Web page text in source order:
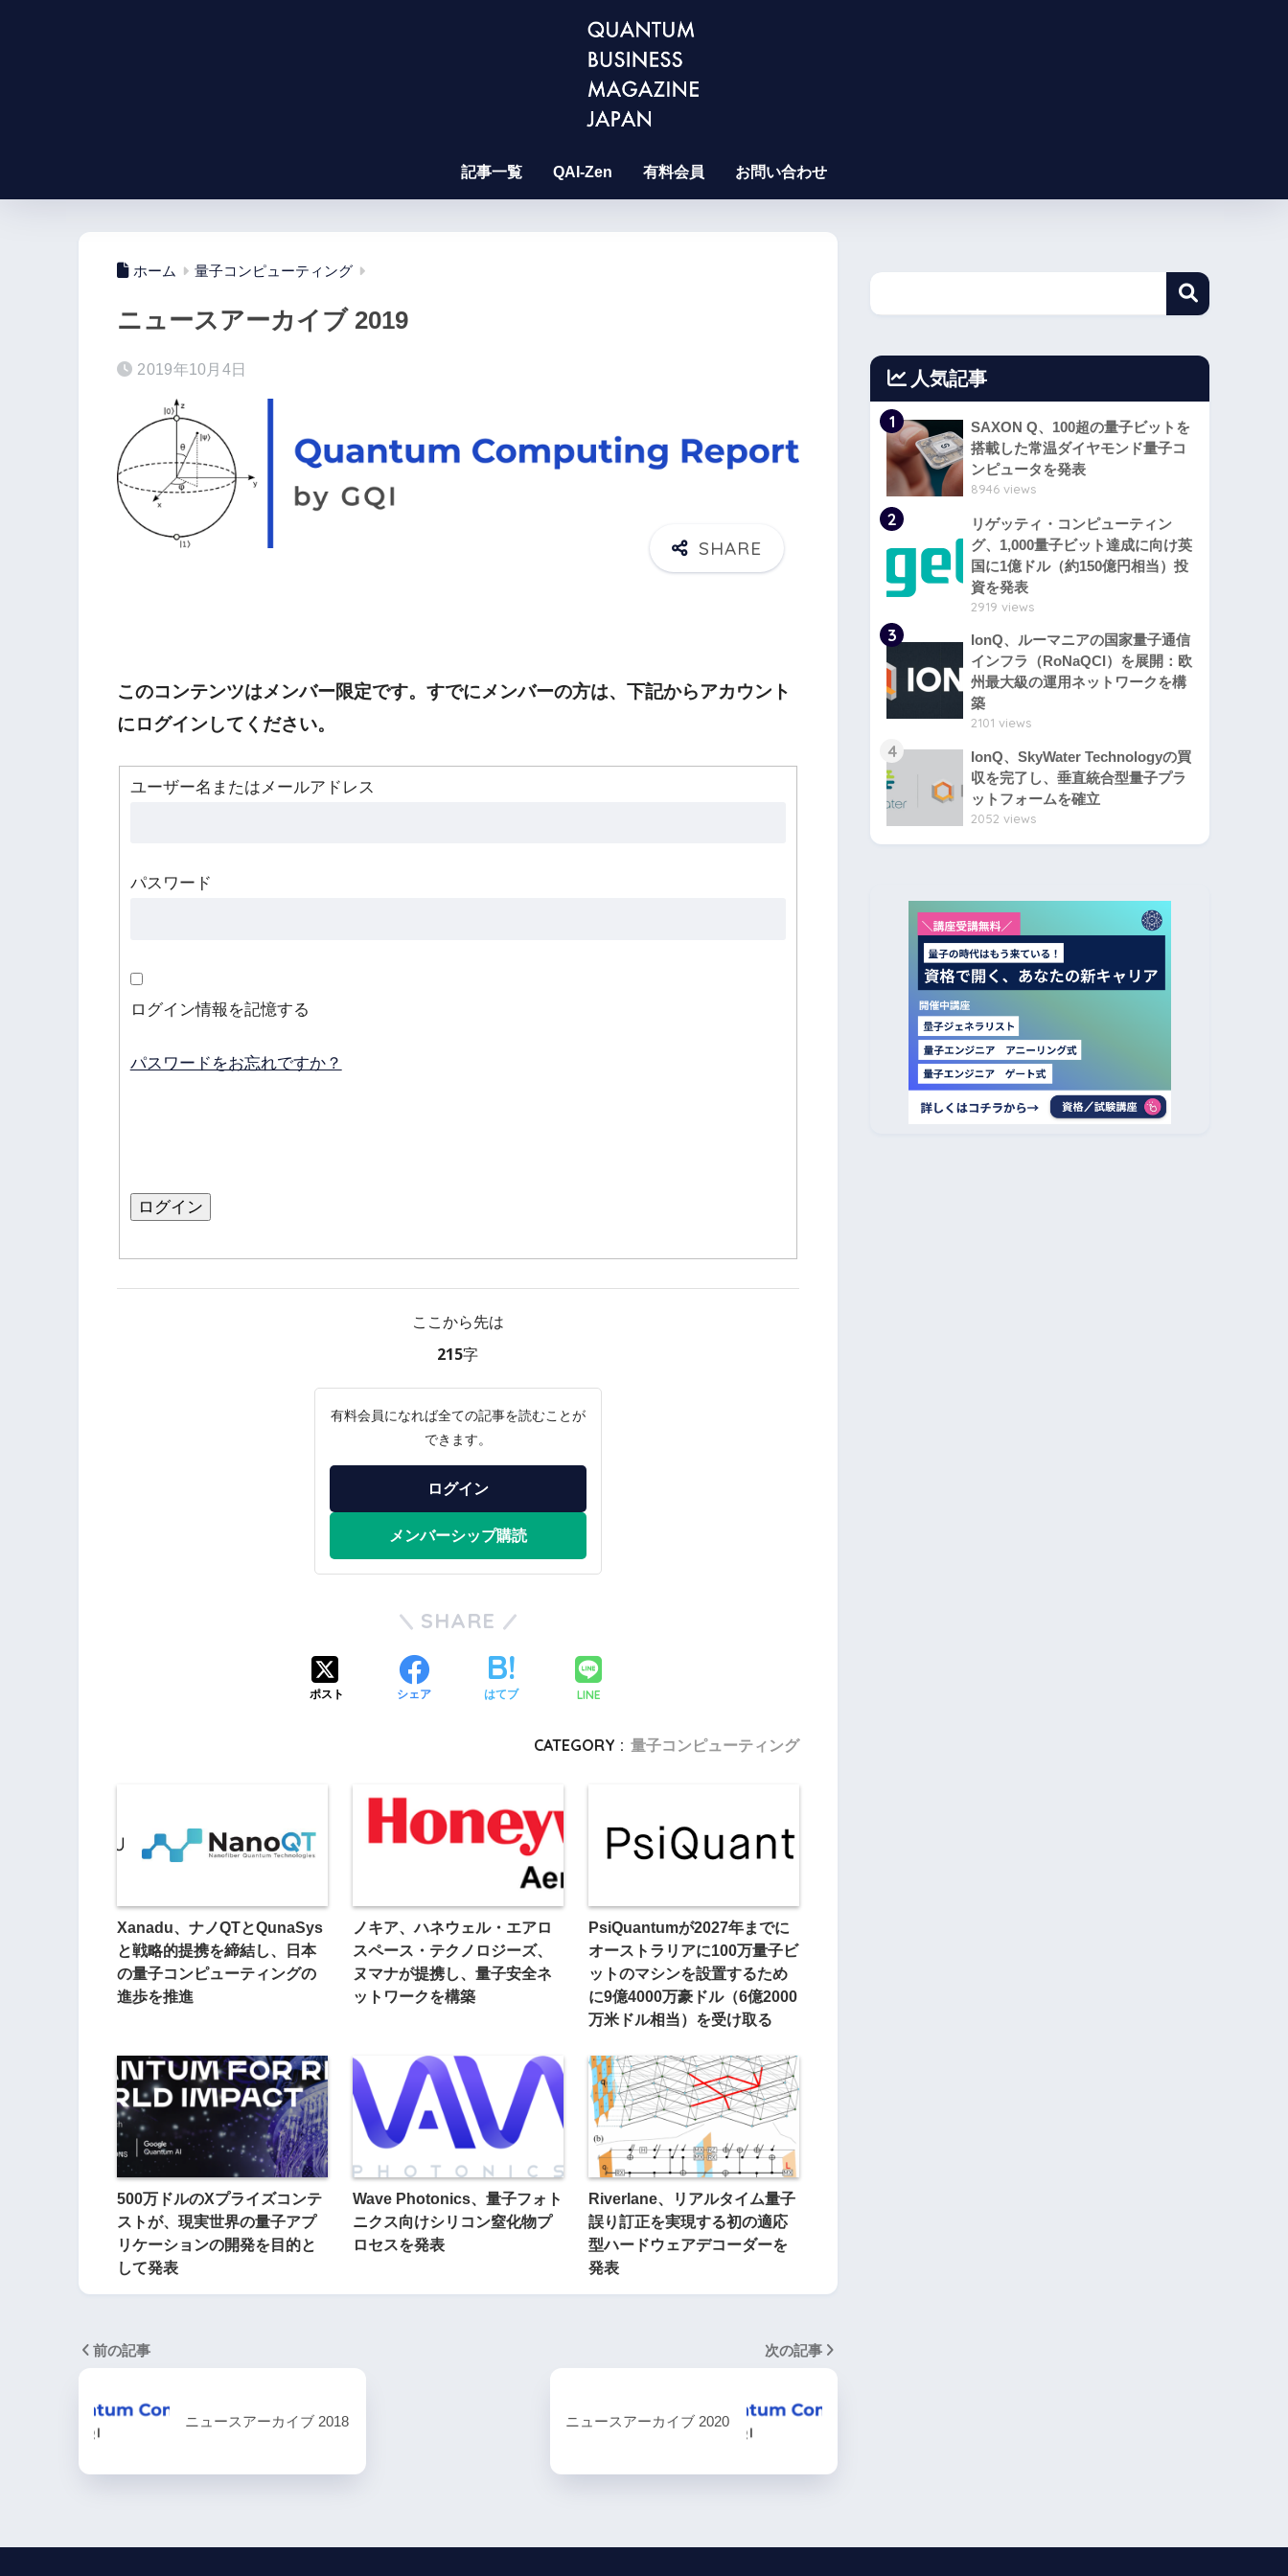
記事一覧 QAI-Zen 有料会員 お問い合わせ
ホーム 量子コンピューティング
ニュースアーカイブ 2019
2019年10月4日
このコンテンツはメンバー限定です。すでにメンバーの方は、下記からアカウント
にログインしてください。
ユーザー名またはメールアドレス
パスワード
ログイン情報を記憶する
パスワードをお忘れですか？
ここから先は
215字
有料会員になれば全ての記事を読むことが
できます。
ログイン
メンバーシップ購読
SHARE
ポスト シェア はてブ LINE
CATEGORY : 量子コンピューティング
Xanadu、ナノQTとQunaSys
と戦略的提携を締結し、日本
の量子コンピューティングの
進歩を推進
ノキア、ハネウェル・エアロ
スペース・テクノロジーズ、
ヌマナが提携し、量子安全ネ
ットワークを構築
PsiQuantumが2027年までに
オーストラリアに100万量子ビ
ットのマシンを設置するため
に9億4000万豪ドル（6億2000
万米ドル相当）を受け取る
500万ドルのXプライズコンテ
ストが、現実世界の量子アプ
リケーションの開発を目的と
して発表
Wave Photonics、量子フォト
ニクス向けシリコン窒化物プ
ロセスを発表
Riverlane、リアルタイム量子
誤り訂正を実現する初の適応
型ハードウェアデコーダーを
発表
前の記事
ニュースアーカイブ 2018
次の記事
ニュースアーカイブ 2020
人気記事
1
SAXON Q、100超の量子ビットを
搭載した常温ダイヤモンド量子コ
ンピュータを発表
8946 views
2
リゲッティ・コンピューティン
グ、1,000量子ビット達成に向け英
国に1億ドル（約150億円相当）投
資を発表
2919 views
3
IonQ、ルーマニアの国家量子通信
インフラ（RoNaQCI）を展開：欧
州最大級の運用ネットワークを構
築
2101 views
4
IonQ、SkyWater Technologyの買
収を完了し、垂直統合型量子プラ
ットフォームを確立
2052 views